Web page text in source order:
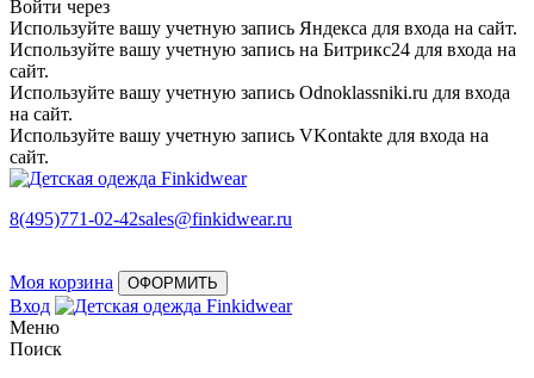
Войти через
Используйте вашу учетную запись Яндекса для входа на сайт.
Используйте вашу учетную запись на Битрикс24 для входа на
сайт.
Используйте вашу учетную запись Odnoklassniki.ru для входа
на сайт.
Используйте вашу учетную запись VKontakte для входа на
сайт.
8(495)771-02-42sales@finkidwear.ru
Моя корзина ОФОРМИТЬ
Вход
Меню
Поиск